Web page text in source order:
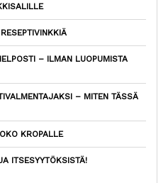
– ILMAN LUOPUMISTA
– MITEN TÄSSÄ
KROPALLE
ITSESYYTÖKSISTÄ!